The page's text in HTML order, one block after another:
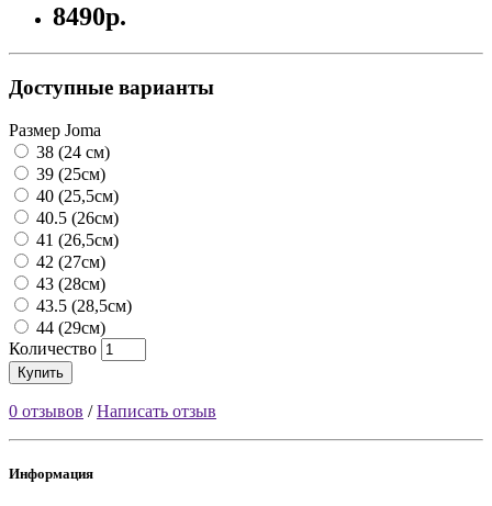
8490р.
Доступные варианты
Размер Joma
38 (24 см)
39 (25см)
40 (25,5см)
40.5 (26см)
41 (26,5см)
42 (27см)
43 (28см)
43.5 (28,5см)
44 (29см)
Количество
Купить
0 отзывов /Написать отзыв
Информация